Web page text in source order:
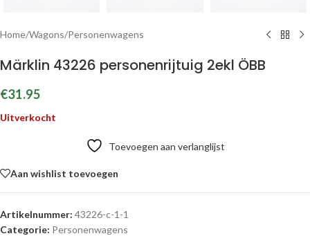
Home/Wagons/Personenwagens
Märklin 43226 personenrijtuig 2ekl ÖBB
€31.95
Uitverkocht
Toevoegen aan verlanglijst
Aan wishlist toevoegen
Artikelnummer: 43226-c-1-1
Categorie: Personenwagens